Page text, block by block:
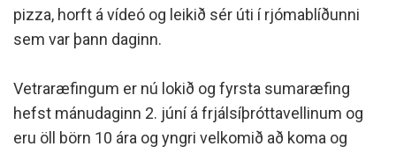
pizza, horft á vídeó og leikið sér úti í rjómablíðunni
sem var þann daginn.
Vetraræfingum er nú lokið og fyrsta sumaræfing
hefst mánudaginn 2. júní á frjálsíþróttavellinum og
eru öll börn 10 ára og yngri velkomið að koma og